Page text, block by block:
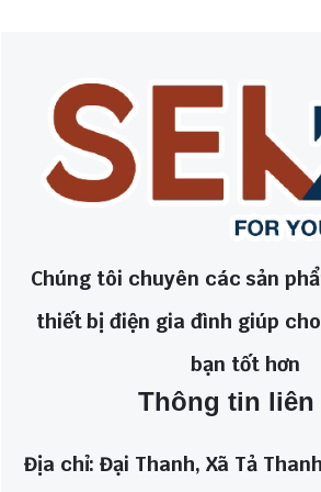
được
chọn
trên
sản
phẩm
có
thể
được
chọn
phẩm
Chúng tôi chuyên các sản
thiết bị điện gia đình giúp
bạn tốt hơn
Thông tin liên
Địa chỉ: Đại Thanh, Xã Tả